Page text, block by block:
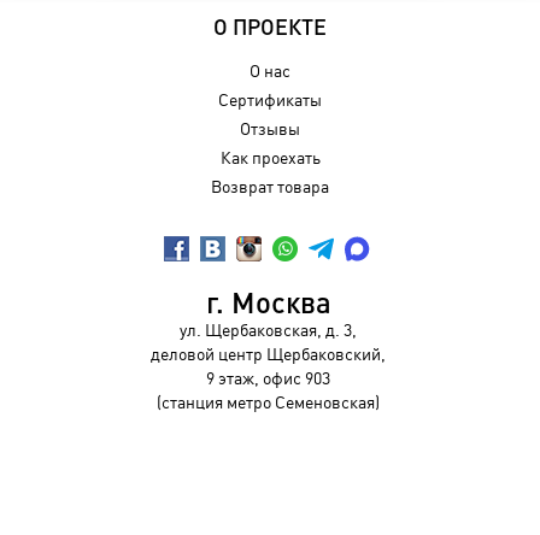
О ПРОЕКТЕ
О нас
Сертификаты
Отзывы
Как проехать
Возврат товара
г. Москва
ул. Щербаковская, д. 3,
деловой центр Щербаковский,
9 этаж, офис 903
(станция метро Семеновская)